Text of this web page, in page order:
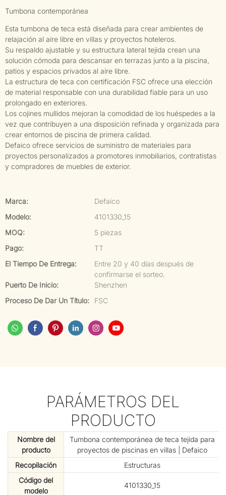
Tumbona contemporánea
Esta tumbona de teca está diseñada para crear ambientes de
relajación al aire libre en villas y proyectos hoteleros.
Su respaldo ajustable y su estructura lateral tejida crean una
solución cómoda para descansar en terrazas junto a la piscina,
patios y espacios privados al aire libre.
La estructura de teca con certificación FSC ofrece una elección
de material responsable con una durabilidad fiable para un uso
prolongado en exteriores.
Los cojines mullidos mejoran la comodidad de los huéspedes a la
vez que contribuyen a una disposición refinada y organizada para
crear entornos de piscina de primera calidad.
Defaico ofrece servicios de suministro de materiales para
proyectos personalizados a promotores inmobiliarios, contratistas
y compradores de muebles de exterior.
Marca:
Defaico
Modelo:
4101330_15
MOQ:
5 piezas
Pago:
TT
El Tiempo De Entrega:
Entre 20 y 40 días después de
confirmarse el sorteo.
Puerto De Inicio:
Shenzhen
Proceso De Dar Un Título:
FSC
PARÁMETROS DEL
PRODUCTO
Nombre del
producto
Tumbona contemporánea de teca tejida para
proyectos de piscinas en villas | Defaico
Recopilación
Estructuras
Código del
modelo
4101330_15